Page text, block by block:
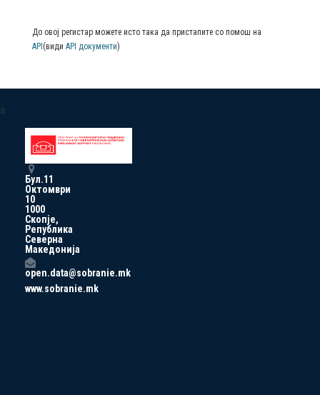
До овој регистар можете исто така да пристапите со помош на
API (види API документи)
a
Бул.11
Октомври
10
1000
Скопје,
Република
Северна
Македонија
open.data@sobranie.mk
www.sobranie.mk